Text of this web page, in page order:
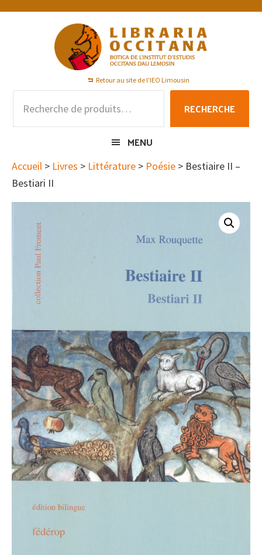
Passer
Passer
Passer
Retour au site de l'IEO Limousin
pour :
RECHERCHE
MENU
Accueil > Livres > Littérature > Poésie > Bestiaire II –
Bestiari II